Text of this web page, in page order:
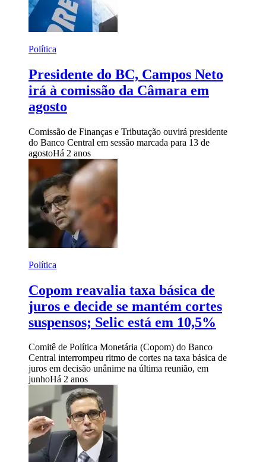
Política
Presidente do BC, Campos Neto
irá à comissão da Câmara em
agosto
Comissão de Finanças e Tributação ouvirá presidente
do Banco Central em sessão marcada para 13 de
agostoHá 2 anos
Política
Copom reavalia taxa básica de
juros e decide se mantém cortes
suspensos; Selic está em 10,5%
Comitê de Política Monetária (Copom) do Banco
Central interrompeu ritmo de cortes na taxa básica de
juros em decisão unânime na última reunião, em
junhoHá 2 anos